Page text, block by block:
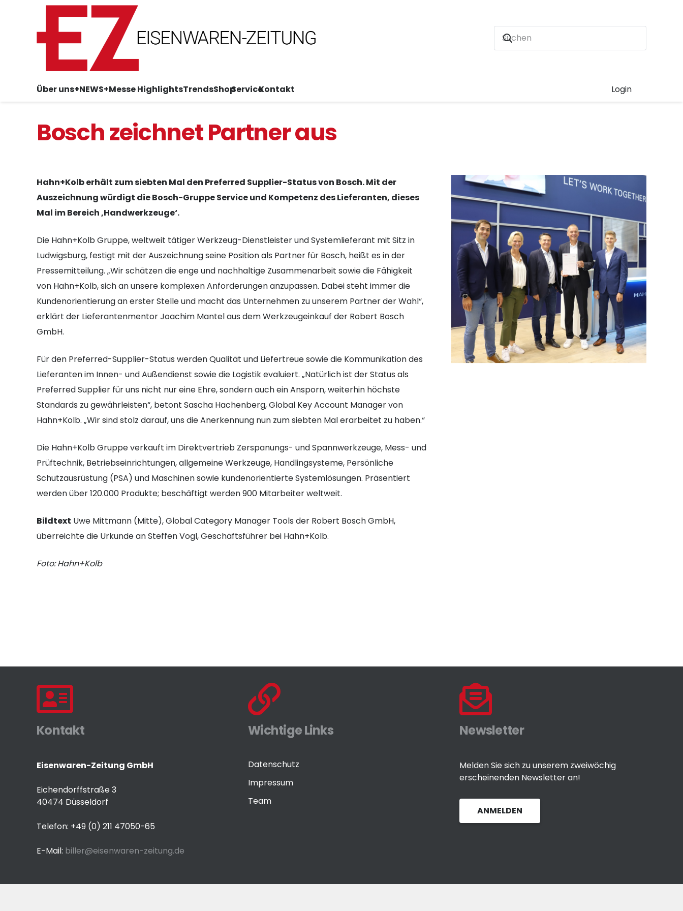
Über uns+NEWS+Messe HighlightsTrendsShopServiceKontakt Login
Bosch zeichnet Partner aus
Hahn+Kolb erhält zum siebten Mal den Preferred Supplier-Status von Bosch. Mit der
Auszeichnung würdigt die Bosch-Gruppe Service und Kompetenz des Lieferanten, dieses
Mal im Bereich ‚Handwerkzeuge‘.
Die Hahn+Kolb Gruppe, weltweit tätiger Werkzeug-Dienstleister und Systemlieferant mit Sitz in
Ludwigsburg, festigt mit der Auszeichnung seine Position als Partner für Bosch, heißt es in der
Pressemitteilung. „Wir schätzen die enge und nachhaltige Zusammenarbeit sowie die Fähigkeit
von Hahn+Kolb, sich an unsere komplexen Anforderungen anzupassen. Dabei steht immer die
Kundenorientierung an erster Stelle und macht das Unternehmen zu unserem Partner der Wahl“,
erklärt der Lieferantenmentor Joachim Mantel aus dem Werkzeugeinkauf der Robert Bosch
GmbH.
Für den Preferred-Supplier-Status werden Qualität und Liefertreue sowie die Kommunikation des
Lieferanten im Innen- und Außendienst sowie die Logistik evaluiert. „Natürlich ist der Status als
Preferred Supplier für uns nicht nur eine Ehre, sondern auch ein Ansporn, weiterhin höchste
Standards zu gewährleisten“, betont Sascha Hachenberg, Global Key Account Manager von
Hahn+Kolb. „Wir sind stolz darauf, uns die Anerkennung nun zum siebten Mal erarbeitet zu haben.“
Die Hahn+Kolb Gruppe verkauft im Direktvertrieb Zerspanungs- und Spannwerkzeuge, Mess- und
Prüftechnik, Betriebseinrichtungen, allgemeine Werkzeuge, Handlingsysteme, Persönliche
Schutzausrüstung (PSA) und Maschinen sowie kundenorientierte Systemlösungen. Präsentiert
werden über 120.000 Produkte; beschäftigt werden 900 Mitarbeiter weltweit.
Bildtext Uwe Mittmann (Mitte), Global Category Manager Tools der Robert Bosch GmbH,
überreichte die Urkunde an Steffen Vogl, Geschäftsführer bei Hahn+Kolb.
Foto: Hahn+Kolb
Kontakt
Eisenwaren-Zeitung GmbH
Eichendorffstraße 3
40474 Düsseldorf
Telefon: +49 (0) 211 47050-65
E-Mail: biller@eisenwaren-zeitung.de
Wichtige Links
Datenschutz
Impressum
Team
Newsletter
Melden Sie sich zu unserem zweiwöchig
erscheinenden Newsletter an!
ANMELDEN